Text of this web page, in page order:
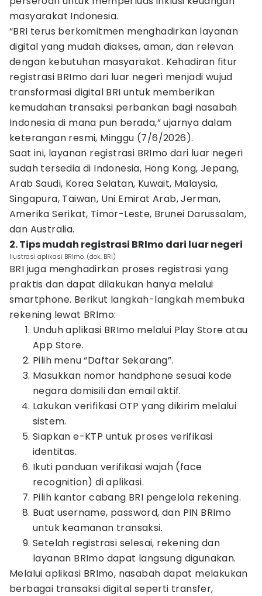
masyarakat Indonesia.
“BRI terus berkomitmen menghadirkan layanan
digital yang mudah diakses, aman, dan relevan
dengan kebutuhan masyarakat. Kehadiran fitur
registrasi BRImo dari luar negeri menjadi wujud
transformasi digital BRI untuk memberikan
kemudahan transaksi perbankan bagi nasabah
Indonesia di mana pun berada,” ujarnya dalam
keterangan resmi, Minggu (7/6/2026).
Saat ini, layanan registrasi BRImo dari luar negeri
sudah tersedia di Indonesia, Hong Kong, Jepang,
Arab Saudi, Korea Selatan, Kuwait, Malaysia,
Singapura, Taiwan, Uni Emirat Arab, Jerman,
Amerika Serikat, Timor-Leste, Brunei Darussalam,
dan Australia.
2. Tips mudah registrasi BRImo dari luar negeri
Ilustrasi aplikasi BRImo. (dok. BRI)
BRI juga menghadirkan proses registrasi yang
praktis dan dapat dilakukan hanya melalui
smartphone. Berikut langkah-langkah membuka
rekening lewat BRImo:
Unduh aplikasi BRImo melalui Play Store atau
App Store.
Pilih menu “Daftar Sekarang”.
Masukkan nomor handphone sesuai kode
negara domisili dan email aktif.
Lakukan verifikasi OTP yang dikirim melalui
sistem.
Siapkan e-KTP untuk proses verifikasi
identitas.
Ikuti panduan verifikasi wajah (face
recognition) di aplikasi.
Pilih kantor cabang BRI pengelola rekening.
Buat username, password, dan PIN BRImo
untuk keamanan transaksi.
Setelah registrasi selesai, rekening dan
layanan BRImo dapat langsung digunakan.
Melalui aplikasi BRImo, nasabah dapat melakukan
berbagai transaksi digital seperti transfer,